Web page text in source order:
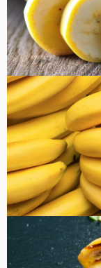
健康・美容
FOOD